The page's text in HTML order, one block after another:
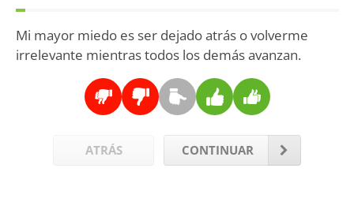
Mi mayor miedo es ser dejado atrás o volverme
irrelevante mientras todos los demás avanzan.
ATRÁS CONTINUAR